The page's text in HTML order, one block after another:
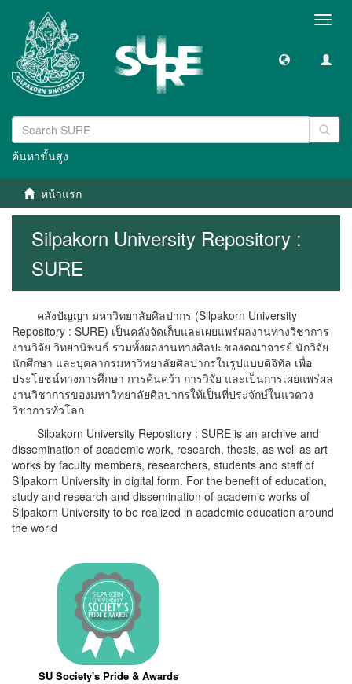
ค้นหาขั้นสูง
หน้าแรก
Silpakorn University Repository :
SURE
คลังปัญญา มหาวิทยาลัยศิลปากร (Silpakorn University
Repository : SURE) เป็นคลังจัดเก็บและเผยแพร่ผลงานทางวิชาการ
งานวิจัย วิทยานิพนธ์ รวมทั้งผลงานทางศิลปะของคณาจารย์ นักวิจัย
นักศึกษา และบุคลากรมหาวิทยาลัยศิลปากรในรูปแบบดิจิทัล เพื่อ
ประโยชน์ทางการศึกษา การค้นคว้า การวิจัย และเป็นการเผยแพร่ผล
งานวิชาการของมหาวิทยาลัยศิลปากรให้เป็นที่ประจักษ์ในแวดวง
วิชาการทั่วโลก
Silpakorn University Repository : SURE is an archive and
dissemination of academic work, research, thesis, as well as art
works by faculty members, researchers, students and staff of
Silpakorn University in digital form. For the benefit of education,
study and research and dissemination of academic works of
Silpakorn University to be realized in academic education around
the world
SU Society's Pride & Awards